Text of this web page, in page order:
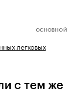
ОСНОВНОЙ
легковых
с тем же